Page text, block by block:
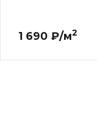
1 690 ₽/м2